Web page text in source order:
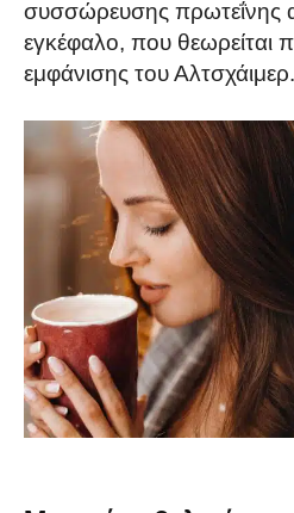
συσσώρευσης πρωτεΐνης
εγκέφαλο, που θεωρείται
εμφάνισης του Αλτσχάιμερ.